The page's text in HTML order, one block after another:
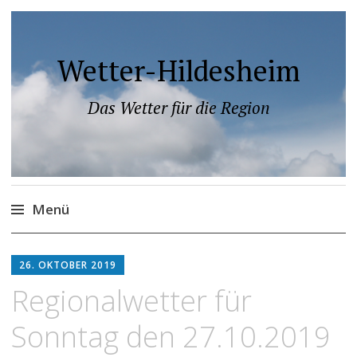
Wetter-Hildesheim
Das Wetter für die Region
Menü
Inhalt
26. OKTOBER 2019
Regionalwetter für
Sonntag den 27.10.2019